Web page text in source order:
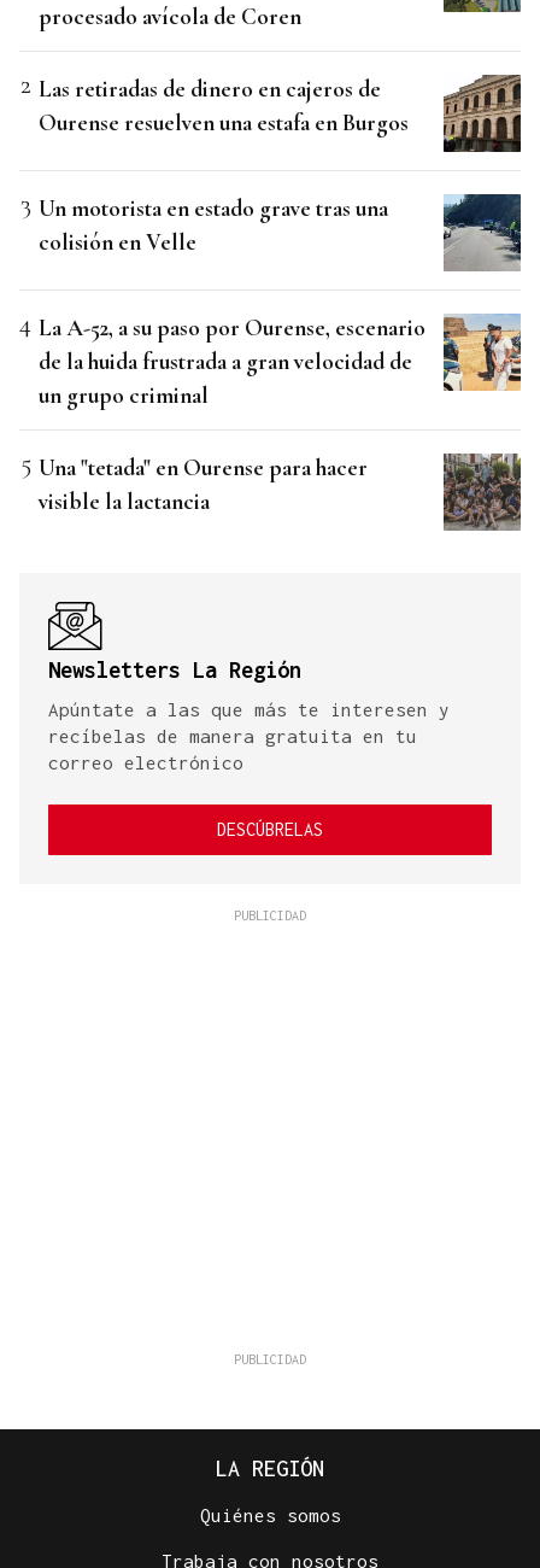
procesado avícola de Coren
Las retiradas de dinero en cajeros de
Ourense resuelven una estafa en Burgos
Un motorista en estado grave tras una
colisión en Velle
La A-52, a su paso por Ourense, escenario
de la huida frustrada a gran velocidad de
un grupo criminal
Una "tetada" en Ourense para hacer
visible la lactancia
Newsletters La Región
Apúntate a las que más te interesen y
recíbelas de manera gratuita en tu
correo electrónico
DESCÚBRELAS
LA REGIÓN
Quiénes somos
Trabaja con nosotros